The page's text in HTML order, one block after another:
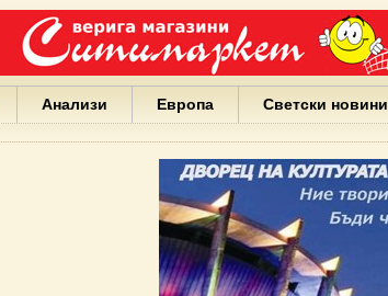
Анализи Европа Светски новини